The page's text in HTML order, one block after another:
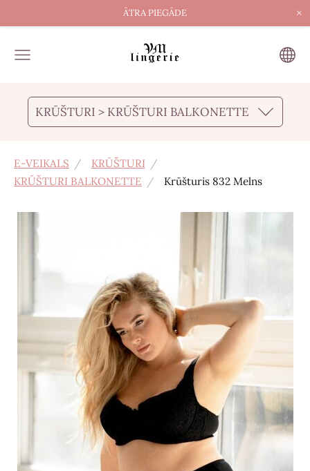
ĀTRA PIEGĀDE ×
KRŪŠTURI > KRŪŠTURI BALKONETTE
E-VEIKALS
KRŪŠTURI
KRŪŠTURI BALKONETTE
Krūšturis 832 Melns